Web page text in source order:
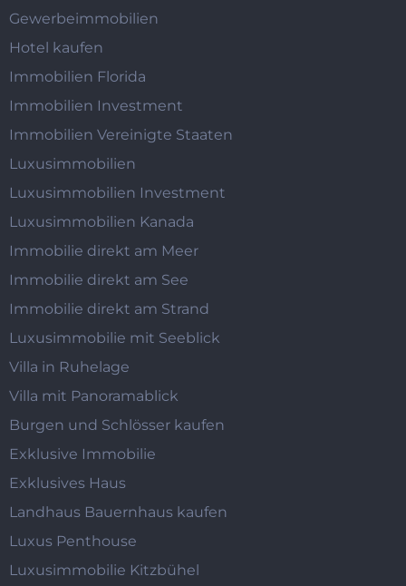
Gewerbeimmobilien
Hotel kaufen
Immobilien Florida
Immobilien Investment
Immobilien Vereinigte Staaten
Luxusimmobilien
Luxusimmobilien Investment
Luxusimmobilien Kanada
Immobilie direkt am Meer
Immobilie direkt am See
Immobilie direkt am Strand
Luxusimmobilie mit Seeblick
Villa in Ruhelage
Villa mit Panoramablick
Burgen und Schlösser kaufen
Exklusive Immobilie
Exklusives Haus
Landhaus Bauernhaus kaufen
Luxus Penthouse
Luxusimmobilie Kitzbühel